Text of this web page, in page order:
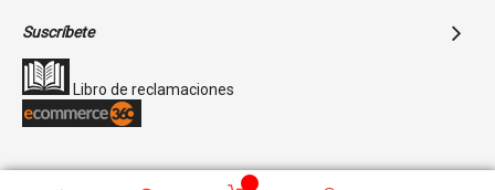
Suscríbete
Libro de reclamaciones